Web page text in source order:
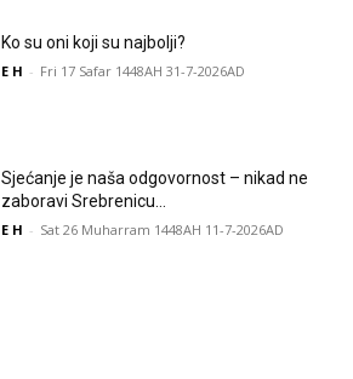
Ko su oni koji su najbolji?
E H - Fri 17 Safar 1448AH 31-7-2026AD
Sjećanje je naša odgovornost – nikad ne
zaboravi Srebrenicu…
E H - Sat 26 Muharram 1448AH 11-7-2026AD